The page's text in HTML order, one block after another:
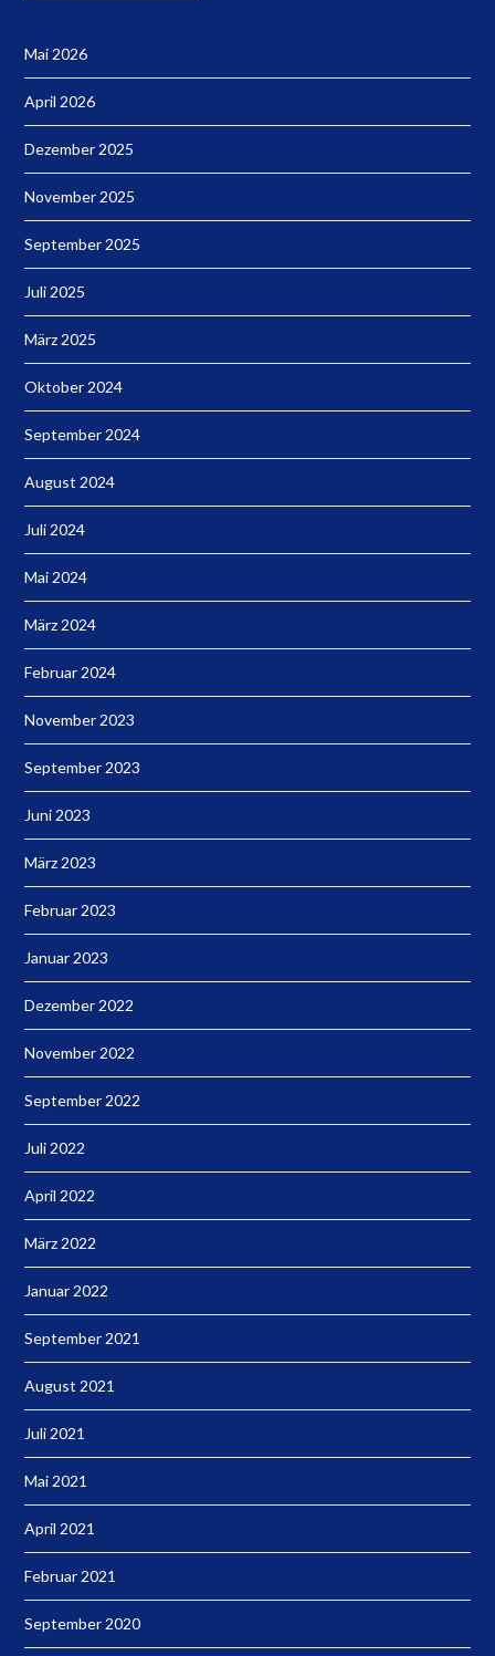
Mai 2026
April 2026
Dezember 2025
November 2025
September 2025
Juli 2025
März 2025
Oktober 2024
September 2024
August 2024
Juli 2024
Mai 2024
März 2024
Februar 2024
November 2023
September 2023
Juni 2023
März 2023
Februar 2023
Januar 2023
Dezember 2022
November 2022
September 2022
Juli 2022
April 2022
März 2022
Januar 2022
September 2021
August 2021
Juli 2021
Mai 2021
April 2021
Februar 2021
September 2020